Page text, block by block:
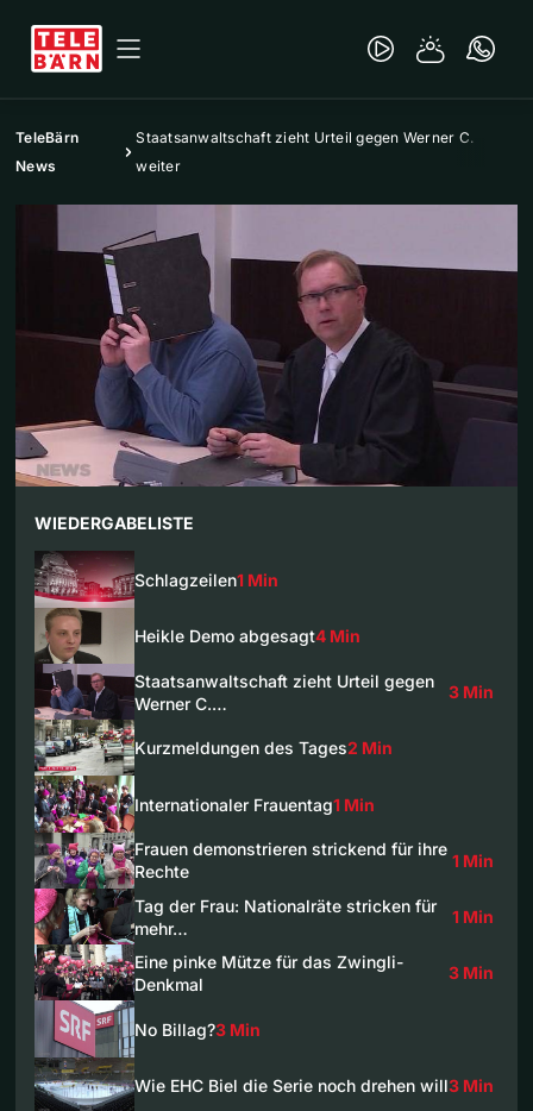
TeleBärn
News
Staatsanwaltschaft zieht Urteil gegen Werner C.
weiter
WIEDERGABELISTE
Schlagzeilen1 Min
Heikle Demo abgesagt4 Min
Staatsanwaltschaft zieht Urteil gegen
Werner C.…
3 Min
Kurzmeldungen des Tages2 Min
Internationaler Frauentag1 Min
Frauen demonstrieren strickend für ihre
Rechte
1 Min
Tag der Frau: Nationalräte stricken für
mehr…
1 Min
Eine pinke Mütze für das Zwingli-
Denkmal
3 Min
No Billag?3 Min
Wie EHC Biel die Serie noch drehen will3 Min